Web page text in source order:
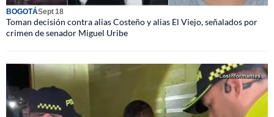
BOGOTÁSept 18
Toman decisión contra alias Costeño y alias El Viejo, señalados por
crimen de senador Miguel Uribe